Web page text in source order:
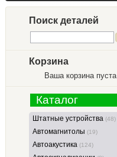
Поиск деталей
Корзина
Ваша корзина пуста
Каталог
Штатные устройства (48)
Автомагнитолы (19)
Автоакустика (124)